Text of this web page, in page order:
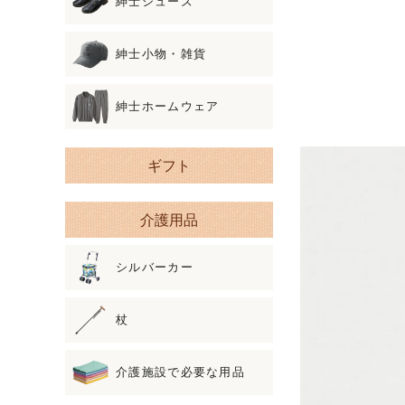
紳士小物・雑貨
紳士ホームウェア
ギフト
介護用品
シルバーカー
杖
介護施設で必要な用品